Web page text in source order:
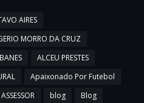
AIRES
MORRO DA CRUZ
ALCEU PRESTES
Apaixonado Por Futebol
ASSESSOR blog
Blog